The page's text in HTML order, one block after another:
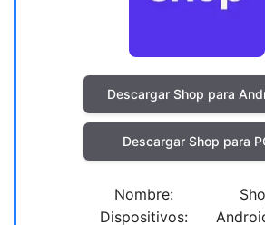
Descargar Shop para
Descargar Shop para
Nombre:
Dispositivos: